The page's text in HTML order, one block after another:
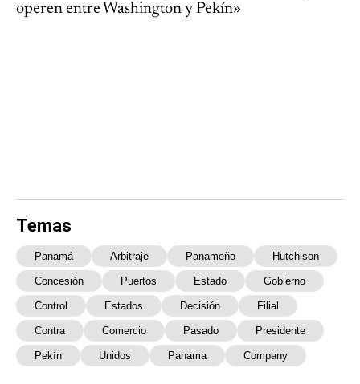
operen entre Washington y Pekín»
Temas
Panamá Arbitraje Panameño Hutchison
Concesión Puertos Estado Gobierno
Control Estados Decisión Filial
Contra Comercio Pasado Presidente
Pekín Unidos Panama Company